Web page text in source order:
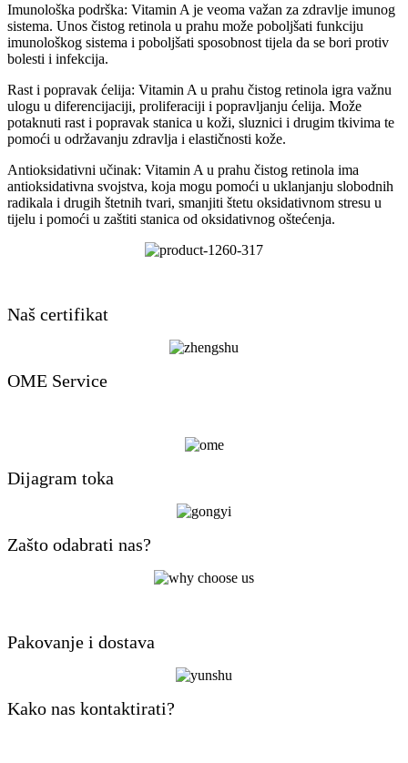
Imunološka podrška: Vitamin A je veoma važan za zdravlje imunog
sistema. Unos čistog retinola u prahu može poboljšati funkciju
imunološkog sistema i poboljšati sposobnost tijela da se bori protiv
bolesti i infekcija.
Rast i popravak ćelija: Vitamin A u prahu čistog retinola igra važnu
ulogu u diferencijaciji, proliferaciji i popravljanju ćelija. Može
potaknuti rast i popravak stanica u koži, sluznici i drugim tkivima te
pomoći u održavanju zdravlja i elastičnosti kože.
Antioksidativni učinak: Vitamin A u prahu čistog retinola ima
antioksidativna svojstva, koja mogu pomoći u uklanjanju slobodnih
radikala i drugih štetnih tvari, smanjiti štetu oksidativnom stresu u
tijelu i pomoći u zaštiti stanica od oksidativnog oštećenja.
Naš certifikat
OME Service
Dijagram toka
Zašto odabrati nas?
Pakovanje i dostava
Kako nas kontaktirati?